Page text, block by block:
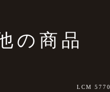
の商品
LCM 5770